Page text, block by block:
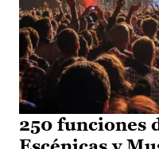
250 funciones